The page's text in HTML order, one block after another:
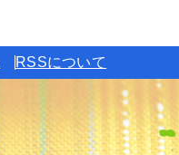
RSSについて